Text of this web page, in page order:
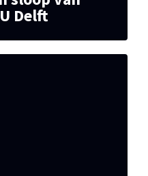
Delft